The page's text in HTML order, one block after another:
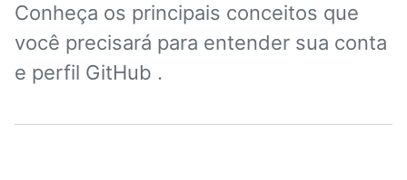
Conheça os principais conceitos que
você precisará para entender sua conta
e perfil GitHub .